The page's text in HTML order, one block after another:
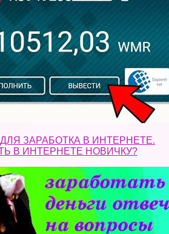
ЗАРАБОТКА В ИНТЕРНЕТЕ.
В ИНТЕРНЕТЕ НОВИЧКУ?